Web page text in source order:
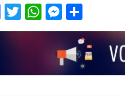
Facebook
TwitterWhatsApp